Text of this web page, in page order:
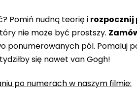
Pomiń nudną teorię i rozpocznij
nie może być prostszy.
ponumerowanych pól. Pomaluj
się nawet van Gogh!
po numerach w naszym filmie: